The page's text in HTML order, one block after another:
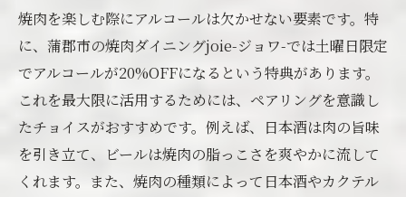
焼肉を楽しむ際にアルコールは欠かせない要素です。特
に、蒲郡市の焼肉ダイニングjoie-ジョワ-では土曜日限定
でアルコールが20%OFFになるという特典があります。
これを最大限に活用するためには、ペアリングを意識し
たチョイスがおすすめです。例えば、日本酒は肉の旨味
を引き立て、ビールは焼肉の脂っこさを爽やかに流して
くれます。また、焼肉の種類によって日本酒やカクテル